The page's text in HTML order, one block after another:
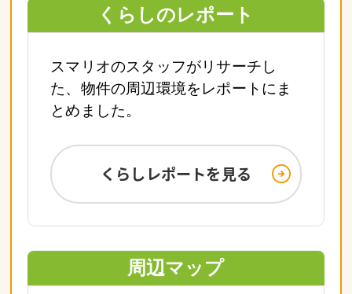
くらしのレポート
スマリオのスタッフがリサーチし
た、物件の周辺環境をレポートにま
とめました。
くらしレポートを見る
周辺マップ